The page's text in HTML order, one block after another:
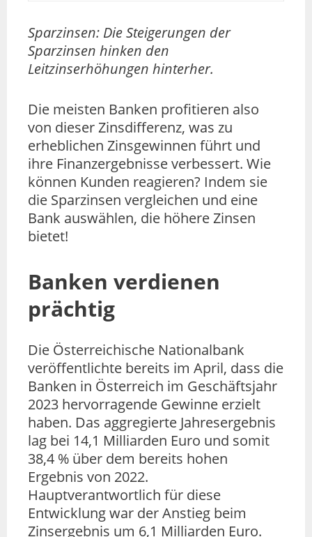
Sparzinsen: Die Steigerungen der
Sparzinsen hinken den
Leitzinserhöhungen hinterher.
Die meisten Banken profitieren also
von dieser Zinsdifferenz, was zu
erheblichen Zinsgewinnen führt und
ihre Finanzergebnisse verbessert. Wie
können Kunden reagieren? Indem sie
die Sparzinsen vergleichen und eine
Bank auswählen, die höhere Zinsen
bietet!
Banken verdienen
prächtig
Die Österreichische Nationalbank
veröffentlichte bereits im April, dass die
Banken in Österreich im Geschäftsjahr
2023 hervorragende Gewinne erzielt
haben. Das aggregierte Jahresergebnis
lag bei 14,1 Milliarden Euro und somit
38,4 % über dem bereits hohen
Ergebnis von 2022.
Hauptverantwortlich für diese
Entwicklung war der Anstieg beim
Zinsergebnis um 6,1 Milliarden Euro.